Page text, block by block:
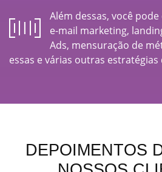
Além dessas, você
e-mail marketing,
Ads, mensuração de
essas e várias outras estratégias
DEPOIMENTOS